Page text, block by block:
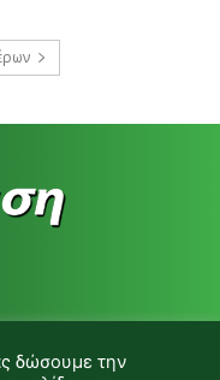
δώσουμε την